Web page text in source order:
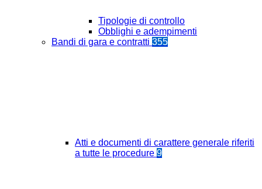
Tipologie di controllo
Obblighi e adempimenti
Bandi di gara e contratti 355
Atti e documenti di carattere generale riferiti
a tutte le procedure 9